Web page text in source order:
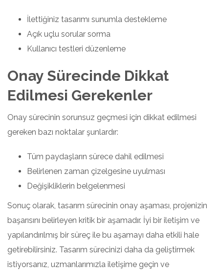
İlettiğiniz tasarımı sunumla destekleme
Açık uçlu sorular sorma
Kullanıcı testleri düzenleme
Onay Sürecinde Dikkat
Edilmesi Gerekenler
Onay sürecinin sorunsuz geçmesi için dikkat edilmesi
gereken bazı noktalar şunlardır:
Tüm paydaşların sürece dahil edilmesi
Belirlenen zaman çizelgesine uyulması
Değişikliklerin belgelenmesi
Sonuç olarak, tasarım sürecinin onay aşaması, projenizin
başarısını belirleyen kritik bir aşamadır. İyi bir iletişim ve
yapılandırılmış bir süreç ile bu aşamayı daha etkili hale
getirebilirsiniz. Tasarım sürecinizi daha da geliştirmek
istiyorsanız, uzmanlarımızla iletişime geçin ve